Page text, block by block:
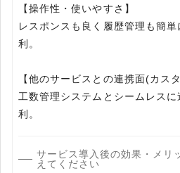
【操作性・使いやすさ】
レスポンスも良く履歴管理も簡
利。
【他のサービスとの連携面(カス
工数管理システムとシームレス
サービス導入後の効果・メリ
えてください